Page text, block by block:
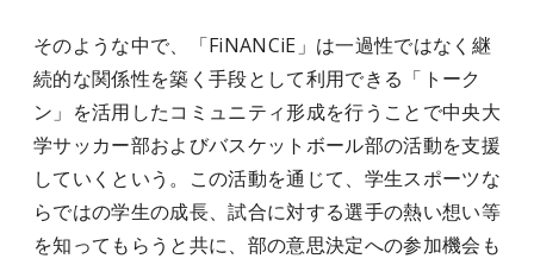
そのような中で、「FiNANCiE」は一過性ではなく継
続的な関係性を築く手段として利用できる「トーク
ン」を活用したコミュニティ形成を行うことで中央大
学サッカー部およびバスケットボール部の活動を支援
していくという。この活動を通じて、学生スポーツな
らではの学生の成長、試合に対する選手の熱い想い等
を知ってもらうと共に、部の意思決定への参加機会も